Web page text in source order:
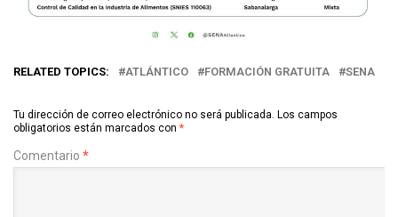
RELATED TOPICS: ATLÁNTICO FORMACIÓN GRATUITA SENA
Tu dirección de correo electrónico no será publicada. Los campos
obligatorios están marcados con *
Comentario *